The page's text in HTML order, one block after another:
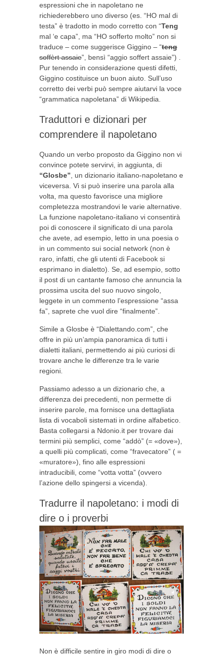
espressioni che in napoletano ne
richiederebbero uno diverso (es. “HO mal di
testa” è tradotto in modo corretto con “Teng
mal ‘e capa”, ma “HO sofferto molto” non si
traduce – come suggerisce Giggino – “teng
soffèrt assaie”, bensì “aggio soffert assaie”) .
Pur tenendo in considerazione questi difetti,
Giggino costituisce un buon aiuto. Sull’uso
corretto dei verbi può sempre aiutarvi la voce
“grammatica napoletana” di Wikipedia.
Traduttori e dizionari per
comprendere il napoletano
Quando un verbo proposto da Giggino non vi
convince potete servirvi, in aggiunta, di
“Glosbe” , un dizionario italiano-napoletano e
viceversa. Vi si può inserire una parola alla
volta, ma questo favorisce una migliore
completezza mostrandovi le varie alternative.
La funzione napoletano-italiano vi consentirà
poi di conoscere il significato di una parola
che avete, ad esempio, letto in una poesia o
in un commento sui social network (non è
raro, infatti, che gli utenti di Facebook si
esprimano in dialetto). Se, ad esempio, sotto
il post di un cantante famoso che annuncia la
prossima uscita del suo nuovo singolo,
leggete in un commento l’espressione “assa
fa”, saprete che vuol dire “finalmente”.
Simile a Glosbe è “Dialettando.com”, che
offre in più un’ampia panoramica di tutti i
dialetti italiani, permettendo ai più curiosi di
trovare anche le differenze tra le varie
regioni.
Passiamo adesso a un dizionario che, a
differenza dei precedenti, non permette di
inserire parole, ma fornisce una dettagliata
lista di vocaboli sistemati in ordine alfabetico.
Basta collegarsi a Ndonio.it per trovare dai
termini più semplici, come “addò” (= «dove»),
a quelli più complicati, come “fravecatore” ( =
«muratore»), fino alle espressioni
intraducibili, come “votta votta” (ovvero
l’azione dello spingersi a vicenda).
Tradurre il napoletano: i modi di
dire o i proverbi
Non è difficile sentire in giro modi di dire o